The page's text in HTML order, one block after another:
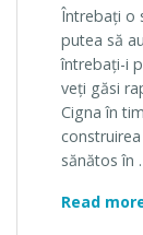
Întrebați o
putea să
întrebați-i
veți găsi
Cigna în
sănătos în
Read